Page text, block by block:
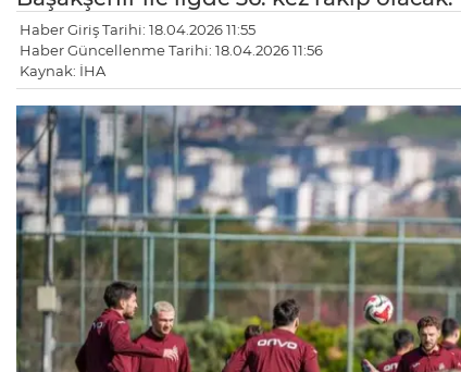
Haber Giriş Tarihi: 18.04.2026 11:55
Haber Güncellenme Tarihi: 18.04.2026 11:56
Kaynak: İHA